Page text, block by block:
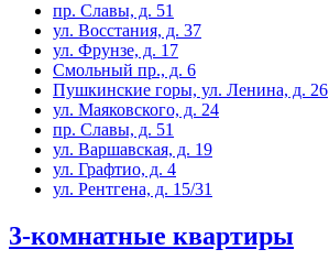
пр. Славы, д. 51
ул. Восстания, д. 37
ул. Фрунзе, д. 17
Смольный пр., д. 6
Пушкинские горы, ул. Ленина, д. 26
ул. Маяковского, д. 24
пр. Славы, д. 51
ул. Варшавская, д. 19
ул. Графтио, д. 4
ул. Рентгена, д. 15/31
3-комнатные квартиры